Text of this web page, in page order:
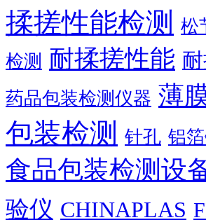
揉搓性能检测
松
检测 耐揉搓性能
药品包装检测仪器 薄
包装检测 针孔 铝
食品包装检测设
验仪 CHINAPLAS